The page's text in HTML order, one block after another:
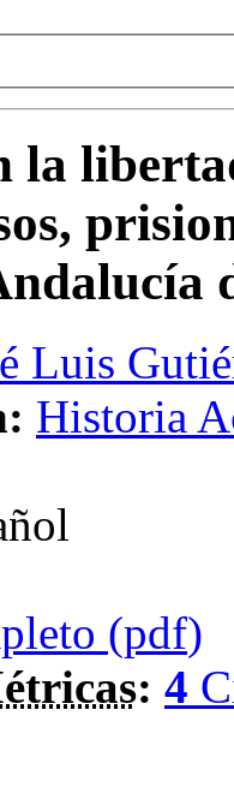
la
Luis
Historia
(pdf)
: 4